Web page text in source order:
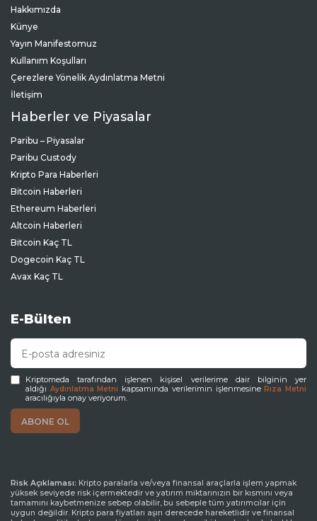
Hakkımızda
Künye
Yayın Manifestomuz
Kullanım Koşulları
Çerezlere Yönelik Aydınlatma Metni
İletişim
Haberler ve Piyasalar
Paribu – Piyasalar
Paribu Custody
Kripto Para Haberleri
Bitcoin Haberleri
Ethereum Haberleri
Altcoin Haberleri
Bitcoin Kaç TL
Dogecoin Kaç TL
Avax Kaç TL
E-Bülten
Kriptomeda tarafından işlenen kişisel verilerime dair bilginin yer
aldığı Aydınlatma Metni kapsamında verilerimin işlenmesineRıza Metni
aracılığıyla onay veriyorum.
Risk Açıklaması: Kripto paralarla ve/veya finansal araçlarla işlem yapmak
yüksek seviyede risk içermektedir ve yatırım miktarınızın bir kısmını veya
tamamını kaybetmenize sebep olabilir, bu sebeple tüm yatırımcılar için
uygun değildir. Kripto para fiyatları aşırı derecede hareketlidir ve finansal